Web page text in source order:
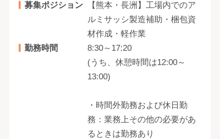
募集ポジション
【熊本・長洲】工場内でのア
ルミサッシ製造補助・梱包資
材作成・軽作業
勤務時間
8:30～17:20
(うち、休憩時間は12:00～
13:00)
・時間外勤務および休日勤
務：業務上その他の必要があ
るときは勤務あり